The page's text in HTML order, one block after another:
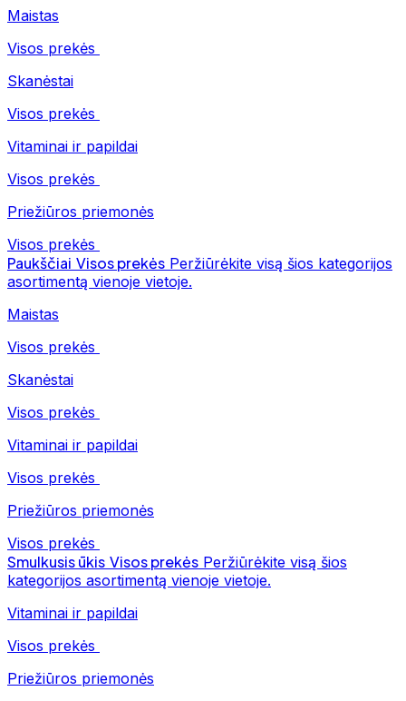
Maistas
Visos prekės
Skanėstai
Visos prekės
Vitaminai ir papildai
Visos prekės
Priežiūros priemonės
Visos prekės
Paukščiai Visos prekės Peržiūrėkite visą šios kategorijos
asortimentą vienoje vietoje.
Maistas
Visos prekės
Skanėstai
Visos prekės
Vitaminai ir papildai
Visos prekės
Priežiūros priemonės
Visos prekės
Smulkusis ūkis Visos prekės Peržiūrėkite visą šios
kategorijos asortimentą vienoje vietoje.
Vitaminai ir papildai
Visos prekės
Priežiūros priemonės